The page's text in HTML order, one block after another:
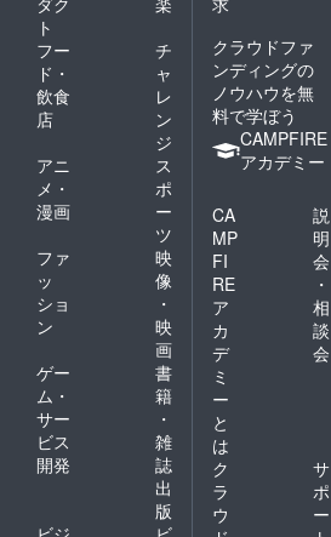
ト
フー
ド・
飲食
店
チ
ャ
レ
ン
ジ
アニ
メ・
漫画
ス
ポ
ー
ツ
ファ
ッ
ショ
ン
映
像
・
映
画
ゲー
ム・
サー
ビス
開発
書
籍
・
雑
誌
出
版
クラウドファ
ンディングの
ノウハウを無
料で学ぼう
CAMPFIRE
アカデミー
CA
MP
FI
RE
ア
カ
デ
ミ
ー
と
は
説
明
会
・
相
談
会
ク
ラ
ウ
サ
ポ
ー